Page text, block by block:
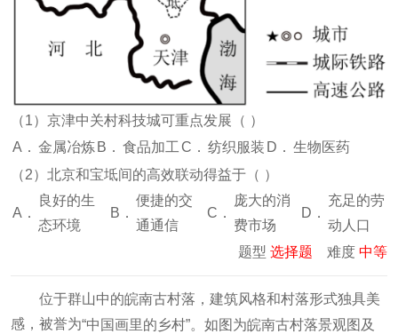
（1）京津中关村科技城可重点发展（ ）
A． 金属冶炼 B． 食品加工 C． 纺织服装 D． 生物医药
（2）北京和宝坻间的高效联动得益于（ ）
A．
良好的生
态环境
B．
便捷的交
通通信
C．
庞大的消
费市场
D．
充足的劳
动人口
题型 选择题 难度 中等
位于群山中的皖南古村落，建筑风格和村落形式独具美
感，被誉为“中国画里的乡村”。如图为皖南古村落景观图及